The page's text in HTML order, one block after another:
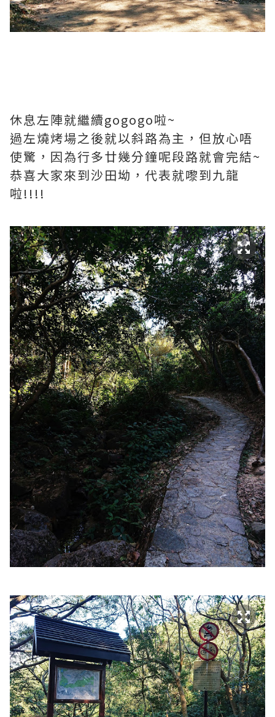
休息左陣就繼續gogogo啦~
過左燒烤場之後就以斜路為主，但放心唔
使驚，因為行多廿幾分鐘呢段路就會完結~
恭喜大家來到沙田坳，代表就嚟到九龍
啦!!!!